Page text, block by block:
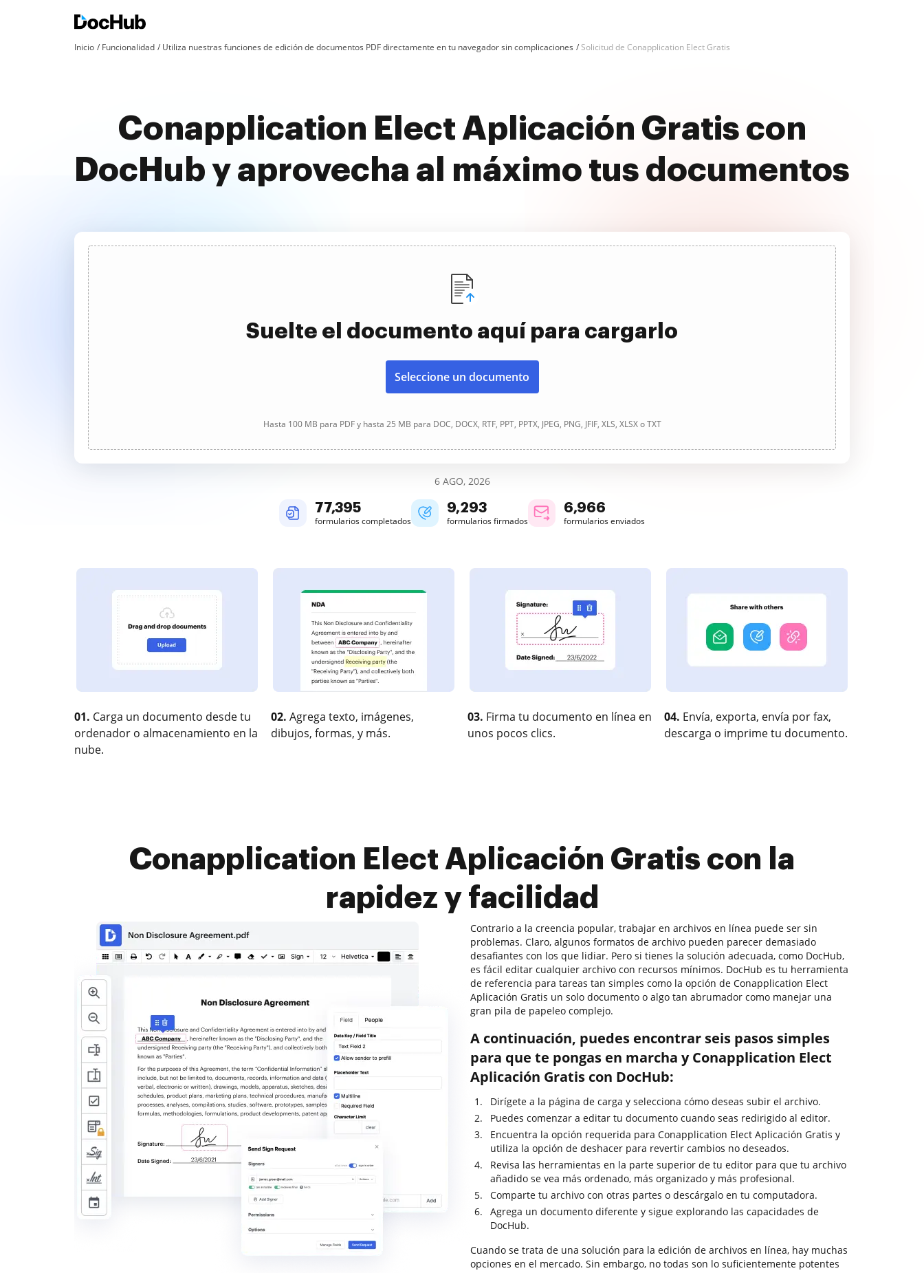
Inicio Funcionalidad Utiliza nuestras funciones de edición de documentos PDF directamente en tu navegador sin complicaciones Solicitud de Conapplication Elect Gratis
Conapplication Elect Aplicación Gratis con
DocHub y aprovecha al máximo tus documentos
Suelte el documento aquí para cargarlo
Seleccione un documento
Hasta 100 MB para PDF y hasta 25 MB para DOC, DOCX, RTF, PPT, PPTX, JPEG, PNG, JFIF, XLS, XLSX o TXT
6 AGO, 2026
77,395
formularios completados
9,293
formularios firmados
6,966
formularios enviados
01. Carga un documento desde tu
ordenador o almacenamiento en la
nube.
02. Agrega texto, imágenes,
dibujos, formas, y más.
03. Firma tu documento en línea en
unos pocos clics.
04. Envía, exporta, envía por fax,
descarga o imprime tu documento.
Conapplication Elect Aplicación Gratis con la
rapidez y facilidad
Contrario a la creencia popular, trabajar en archivos en línea puede ser sin
problemas. Claro, algunos formatos de archivo pueden parecer demasiado
desafiantes con los que lidiar. Pero si tienes la solución adecuada, como DocHub,
es fácil editar cualquier archivo con recursos mínimos. DocHub es tu herramienta
de referencia para tareas tan simples como la opción de Conapplication Elect
Aplicación Gratis un solo documento o algo tan abrumador como manejar una
gran pila de papeleo complejo.
A continuación, puedes encontrar seis pasos simples
para que te pongas en marcha y Conapplication Elect
Aplicación Gratis con DocHub:
Dirígete a la página de carga y selecciona cómo deseas subir el archivo.
Puedes comenzar a editar tu documento cuando seas redirigido al editor.
Encuentra la opción requerida para Conapplication Elect Aplicación Gratis y
utiliza la opción de deshacer para revertir cambios no deseados.
Revisa las herramientas en la parte superior de tu editor para que tu archivo
añadido se vea más ordenado, más organizado y más profesional.
Comparte tu archivo con otras partes o descárgalo en tu computadora.
Agrega un documento diferente y sigue explorando las capacidades de
DocHub.
Cuando se trata de una solución para la edición de archivos en línea, hay muchas
opciones en el mercado. Sin embargo, no todas son lo suficientemente potentes